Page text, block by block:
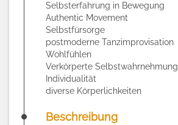
Selbsterfahrung in Bewegung
Authentic Movement
Selbstfürsorge
postmoderne Tanzimprovisation
Wohlfühlen
Verkörperte Selbstwahrnehmung
Individualität
diverse Körperlichkeiten
Beschreibung